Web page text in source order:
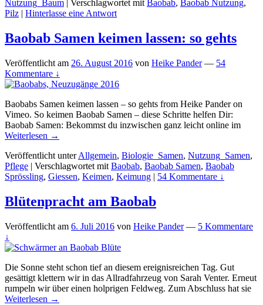
Nutzung_Baum Verschlagwortet mit Baobab, Baobab Nutzung,
Pilz
Hinterlasse eine Antwort
Baobab Samen keimen lassen: so gehts
Veröffentlicht am 26. August 2016 von Heike Pander — 54
Kommentare ↓
Baobabs Samen keimen lassen – so gehts from Heike Pander on
Vimeo. So keimen Baobab Samen – diese Schritte helfen Dir:
Baobab Samen: Bekommst du inzwischen ganz leicht online im
Weiterlesen →
Veröffentlicht unter Allgemein, Biologie_Samen, Nutzung_Samen,
Pflege | Verschlagwortet mit Baobab, Baobab Samen, Baobab
Sprössling, Giessen, Keimen, Keimung | 54 Kommentare ↓
Blütenpracht am Baobab
Veröffentlicht am 6. Juli 2016 von Heike Pander — 5 Kommentare
↓
Die Sonne steht schon tief an diesem ereignisreichen Tag. Gut
gesättigt klettern wir in das Allradfahrzeug von Sarah Venter. Erneut
rumpeln wir über einen holprigen Feldweg. Zum Abschluss hat sie
Weiterlesen →